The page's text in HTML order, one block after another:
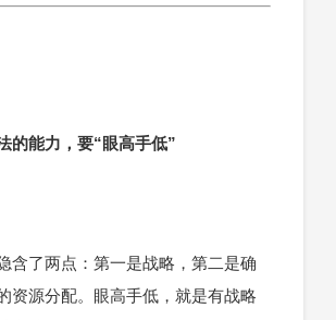
的能力，要“眼高手低”
含了两点：第一是战略，第二是确
资源分配。眼高手低，就是有战略